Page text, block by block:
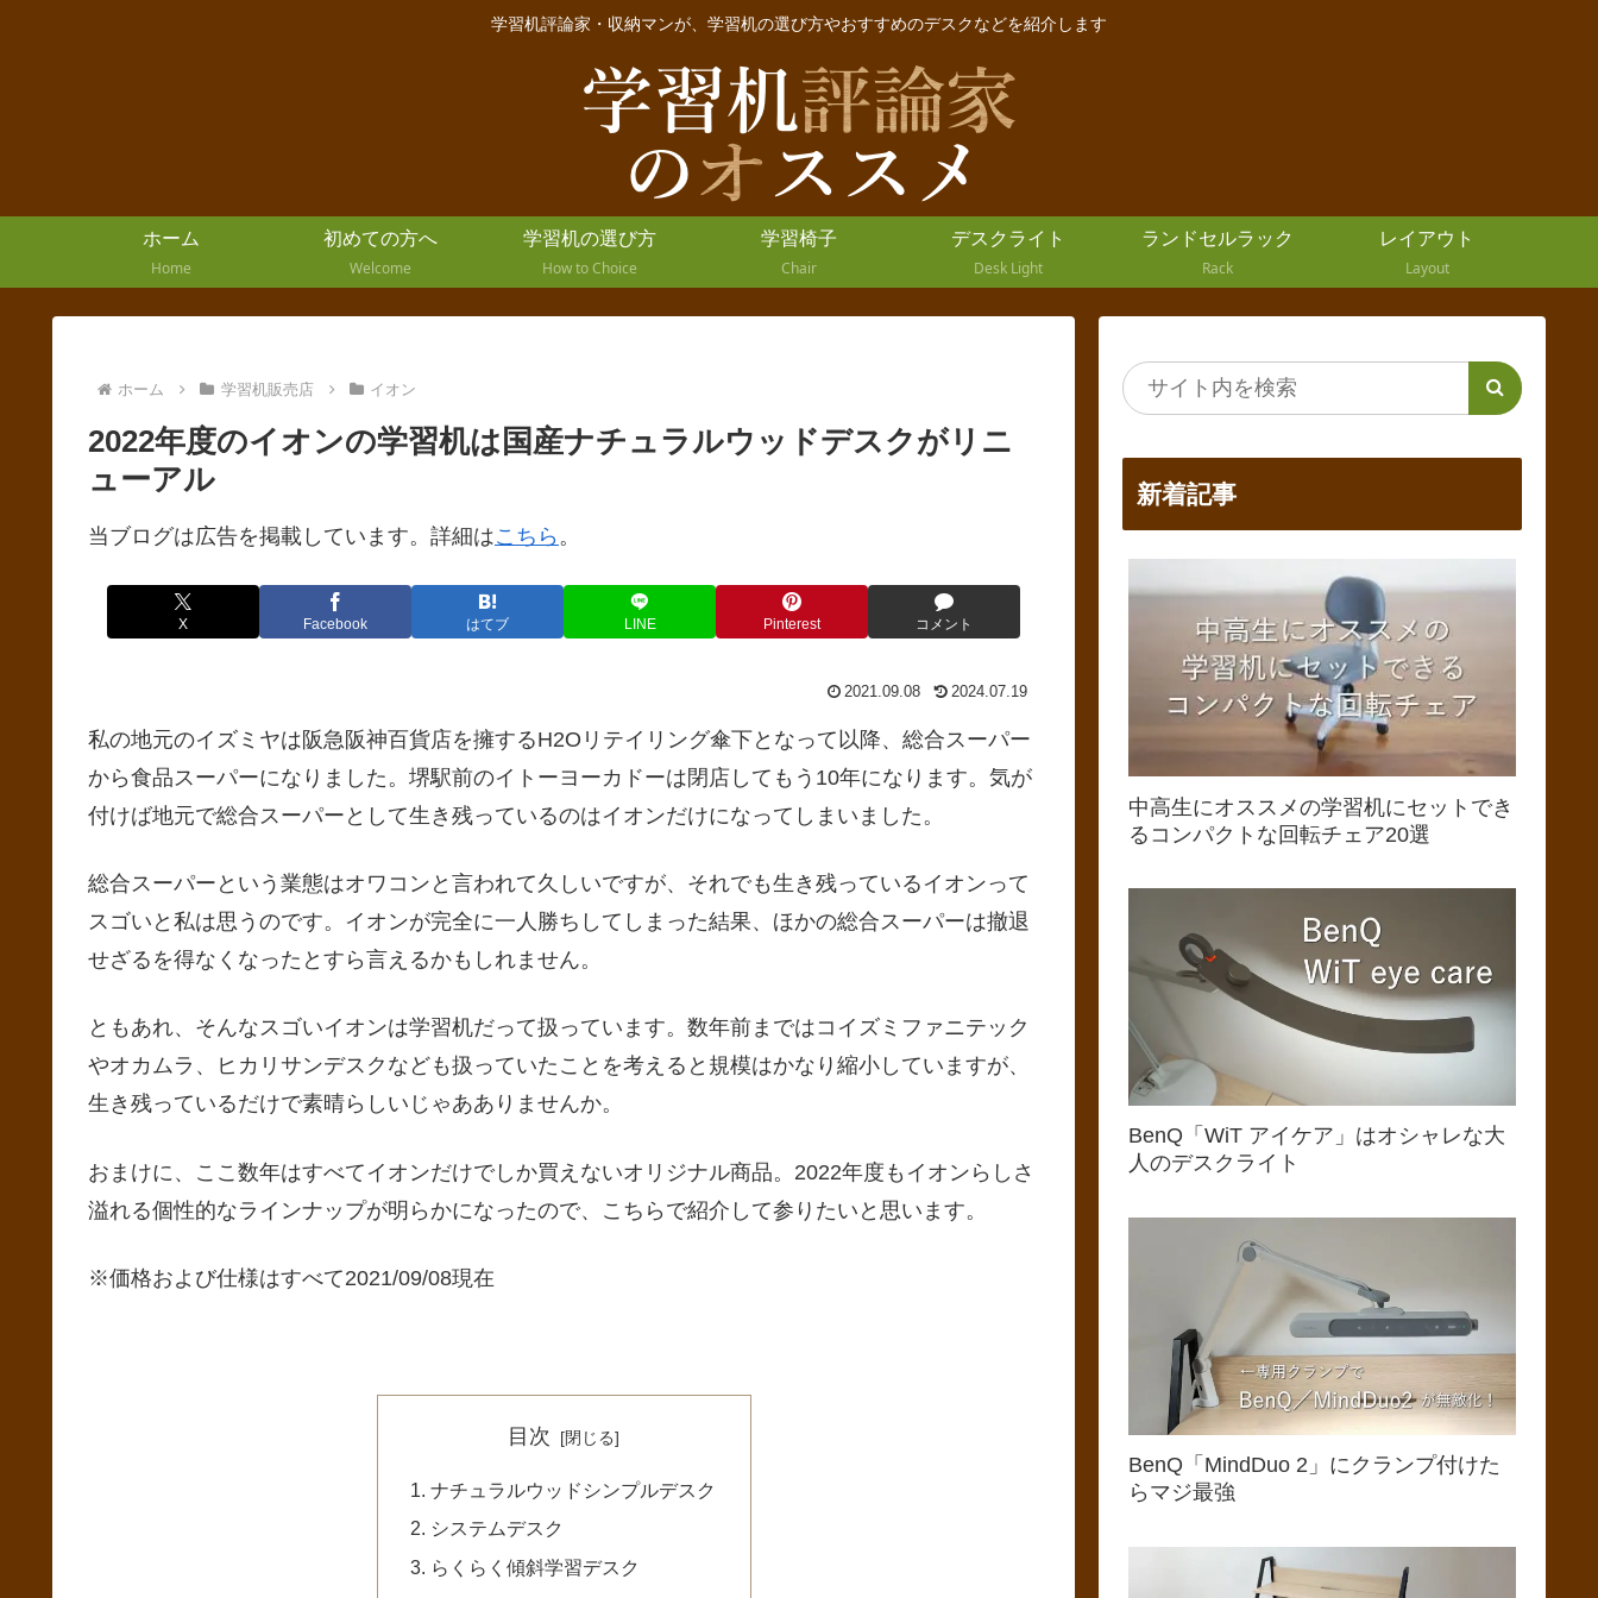
学習机評論家・収納マンが、学習机の選び方やおすすめのデスクなどを紹介します
ホーム
Home
初めての方へ
Welcome
学習机の選び方
How to Choice
学習椅子
Chair
デスクライト
Desk Light
ランドセルラック
Rack
レイアウト
Layout
ホーム 学習机販売店 イオン
2022年度のイオンの学習机は国産ナチュラルウッドデスクがリニ
ューアル
当ブログは広告を掲載しています。詳細はこちら 。
X Facebook はてブ LINE Pinterest コメント
2021.09.08 2024.07.19
私の地元のイズミヤは阪急阪神百貨店を擁するH2Oリテイリング傘下となって以降、総合スーパー
から食品スーパーになりました。堺駅前のイトーヨーカドーは閉店してもう10年になります。気が
付けば地元で総合スーパーとして生き残っているのはイオンだけになってしまいました。
総合スーパーという業態はオワコンと言われて久しいですが、それでも生き残っているイオンって
スゴいと私は思うのです。イオンが完全に一人勝ちしてしまった結果、ほかの総合スーパーは撤退
せざるを得なくなったとすら言えるかもしれません。
ともあれ、そんなスゴいイオンは学習机だって扱っています。数年前まではコイズミファニテック
やオカムラ、ヒカリサンデスクなども扱っていたことを考えると規模はかなり縮小していますが、
生き残っているだけで素晴らしいじゃあありませんか。
おまけに、ここ数年はすべてイオンだけでしか買えないオリジナル商品。2022年度もイオンらしさ
溢れる個性的なラインナップが明らかになったので、こちらで紹介して参りたいと思います。
※価格および仕様はすべて2021/09/08現在
目次
ナチュラルウッドシンプルデスク
システムデスク
らくらく傾斜学習デスク
新着記事
中高生にオススメの学習机にセットでき
るコンパクトな回転チェア20選
BenQ「WiT アイケア」はオシャレな大
人のデスクライト
BenQ「MindDuo 2」にクランプ付けた
らマジ最強